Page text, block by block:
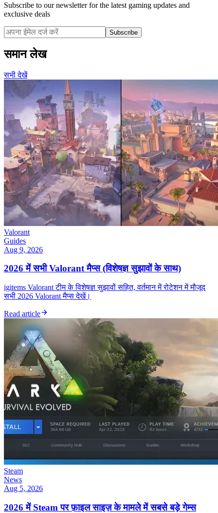
Subscribe to our newsletter for the latest gaming updates and
exclusive deals
Subscribe
समान लेख
सभी देखें
Valorant
Guides
Aug 9, 2026
2026 में सभी Valorant मैप्स (विशेषज्ञ सुझावों के साथ)
igitems Valorant टीम के विशेषज्ञ सुझावों सहित, वर्तमान में रोटेशन में मौजूद
सभी 2026 Valorant मैप्स देखें।
Read article
Steam
News
Aug 5, 2026
2026 में Steam पर फ़ाइल साइज़ के मामले में सबसे बड़े गेम्स